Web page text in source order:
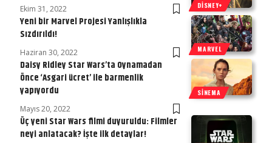
DISNEY+
Ekim 31, 2022
MARVEL
Yeni bir Marvel Projesi Yanlışlıkla
Sızdırıldı!
Haziran 30, 2022
SINEMA
Daisy Ridley Star Wars’ta Oynamadan
Önce ‘Asgari ücret’ ile barmenlik
yapıyordu
Mayıs 20, 2022
Üç yeni Star Wars filmi duyuruldu: Filmler
neyi anlatacak? İşte ilk detaylar!